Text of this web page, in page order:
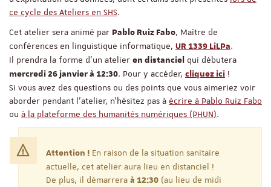
ce cycle des Ateliers en SHS.
Cet atelier sera animé par Pablo Ruiz Fabo, Maître de
conférences en linguistique informatique, UR 1339 LiLPa.
Il prendra la forme d'un atelier en distanciel qui débutera
mercredi 26 janvier à 12:30. Pour y accéder, cliquez ici !
Si vous avez des questions ou des points que vous aimeriez voir
aborder pendant l'atelier, n'hésitez pas à écrire à Pablo Ruiz Fabo
ou à la plateforme des humanités numériques (PHUN).
Attention ! En raison de la situation sanitaire
actuelle, cet atelier aura lieu en distanciel !
De plus, il démarrera à 12:30 (au lieu de midi